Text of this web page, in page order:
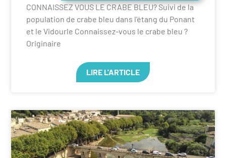
CONNAISSEZ VOUS LE CRABE BLEU? Suivi de la
population de crabe bleu dans l’étang du Ponant
et le Vidourle Connaissez-vous le crabe bleu ?
Originaire
LIRE L'ARTICLE